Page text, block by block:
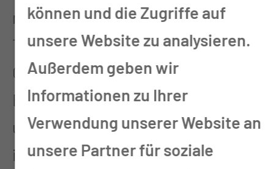
rekonstruktiven Verfahren in allen
Teilbereichen der Mund-, Kiefer-,
Gesichtsregion, des Kopf-Hals-
Bereichs, des Rumpfes, der Brust
und der Extremitäten im Zuge der
interdisziplinären Kooperation,
können und die Zugriffe auf
unsere Website zu analysieren.
Außerdem geben wir
Informationen zu Ihrer
Verwendung unserer Website an
unsere Partner für soziale